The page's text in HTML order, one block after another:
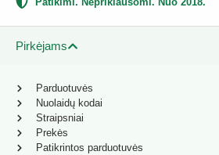
Pirkėjams
Parduotuvės
Nuolaidų kodai
Straipsniai
Prekės
Patikrintos parduotuvės